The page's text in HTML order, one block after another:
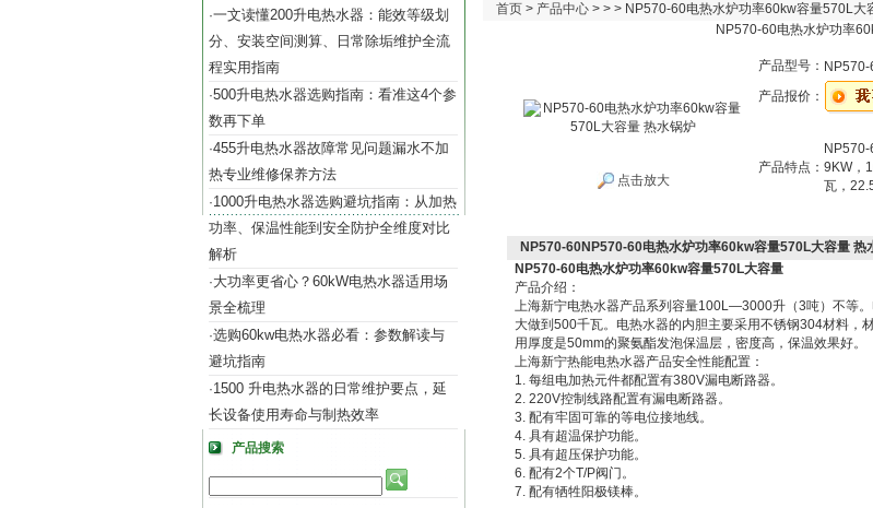
·一文读懂200升电热水器：能效等级划
分、安装空间测算、日常除垢维护全流
程实用指南
·500升电热水器选购指南：看准这4个参
数再下单
·455升电热水器故障常见问题漏水不加
热专业维修保养方法
·1000升电热水器选购避坑指南：从加热
功率、保温性能到安全防护全维度对比
解析
·大功率更省心？60kW电热水器适用场
景全梳理
·选购60kw电热水器必看：参数解读与
避坑指南
·1500 升电热水器的日常维护要点，延
长设备使用寿命与制热效率
产品搜索
首页 > 产品中心 > > > NP570-60电热水炉功率60kw容量570L大
NP570-60电热水炉功率
点击放大
产品型号： NP570-
产品报价：
产品特点： 9KW，
瓦，
NP570-60NP570-60电热水炉功率60kw容量570L大容量 热
NP570-60电热水炉功率60kw容量570L大容量
产品介绍：
上海新宁电热水器产品系列容量100L—3000升（3吨）不等
大做到500千瓦。电热水器的内胆主要采用不锈钢304材料
用厚度是50mm的聚氨酯发泡保温层，密度高，保温效果好。
上海新宁热能电热水器产品安全性能配置：
1. 每组电加热元件都配置有380V漏电断路器。
2. 220V控制线路配置有漏电断路器。
3. 配有牢固可靠的等电位接地线。
4. 具有超温保护功能。
5. 具有超压保护功能。
6. 配有2个T/P阀门。
7. 配有牺牲阳极镁棒。